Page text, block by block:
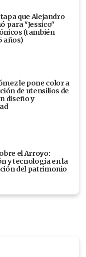
tapa que Alejandro
para "Jessico"
(también
años)
le pone color a
de utensilios de
diseño y
el Arroyo:
y tecnología en la
del patrimonio